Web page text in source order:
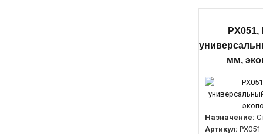
мм,
Назначение:
Артикул: PX051